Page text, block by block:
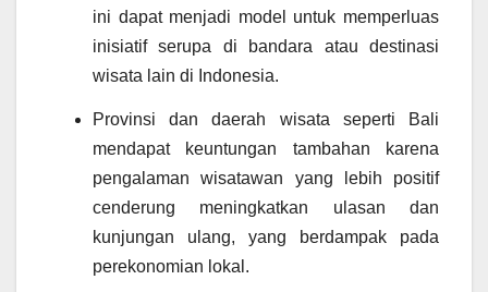
ini dapat menjadi model untuk memperluas
inisiatif serupa di bandara atau destinasi
wisata lain di Indonesia.
Provinsi dan daerah wisata seperti Bali
mendapat keuntungan tambahan karena
pengalaman wisatawan yang lebih positif
cenderung meningkatkan ulasan dan
kunjungan ulang, yang berdampak pada
perekonomian lokal.